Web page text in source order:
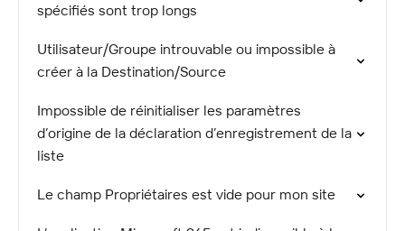
spécifiés sont trop longs
Utilisateur/Groupe introuvable ou impossible à
créer à la Destination/Source
Impossible de réinitialiser les paramètres
d’origine de la déclaration d’enregistrement de la
liste
Le champ Propriétaires est vide pour mon site